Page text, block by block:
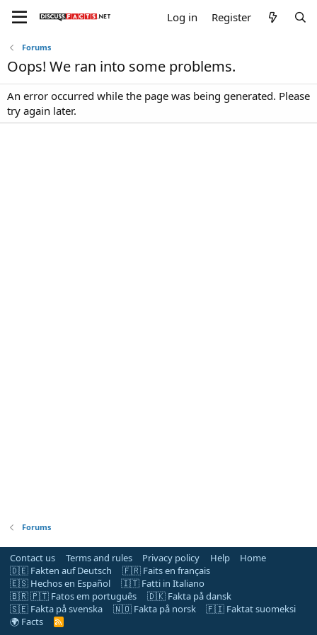
Log in Register
Forums
Oops! We ran into some problems.
An error occurred while the page was being generated. Please
try again later.
Forums
Contact us Terms and rules Privacy policy Help
Home
🇩🇪 Fakten auf Deutsch
🇫🇷 Faits en français
🇪🇸 Hechos en Español
🇮🇹 Fatti in Italiano
🇧🇷 🇵🇹 Fatos em português
🇩🇰 Fakta på dansk
🇸🇪 Fakta på svenska
🇳🇴 Fakta på norsk
🇫🇮 Faktat suomeksi
🌍 Facts
R